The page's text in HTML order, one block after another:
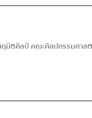
มิตศิลป์ คณะศิลปกรรมศาส